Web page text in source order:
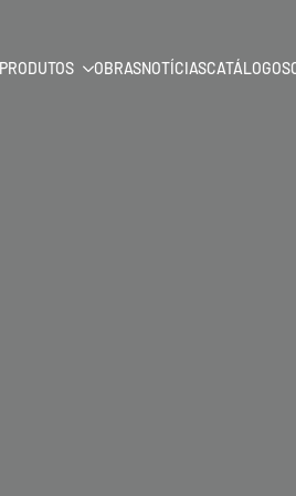
PRODUTOS OBRASNOTÍCIASCATÁLOGOS